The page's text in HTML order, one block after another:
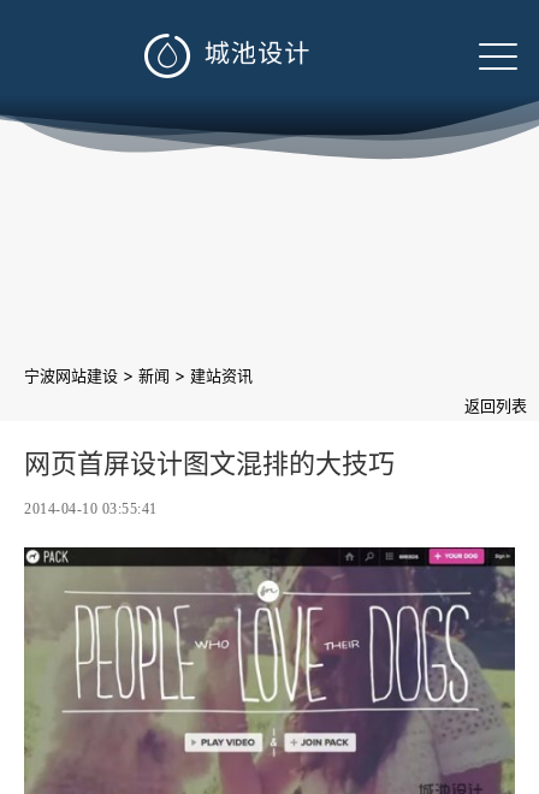

宁波网站建设 > 新闻 > 建站资讯
返回列表
网页首屏设计图文混排的大技巧
2014-04-10 03:55:41